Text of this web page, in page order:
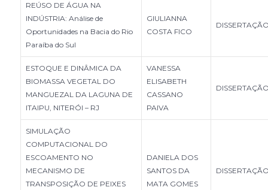
REÚSO DE ÁGUA NA
INDÚSTRIA: Análise de
Oportunidades na Bacia do Rio
Paraíba do Sul
GIULIANNA
COSTA FICO
ESTOQUE E DINÂMICA DA
BIOMASSA VEGETAL DO
MANGUEZAL DA LAGUNA DE
ITAIPU, NITERÓI – RJ
VANESSA
ELISABETH
CASSANO
PAIVA
SIMULAÇÃO
COMPUTACIONAL DO
ESCOAMENTO NO
MECANISMO DE
TRANSPOSIÇÃO DE PEIXES
DANIELA DOS
SANTOS DA
MATA GOMES